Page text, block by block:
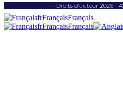
Droits d'auteur 2026 -
frFrançaisFrançais
frFrançaisFrançais